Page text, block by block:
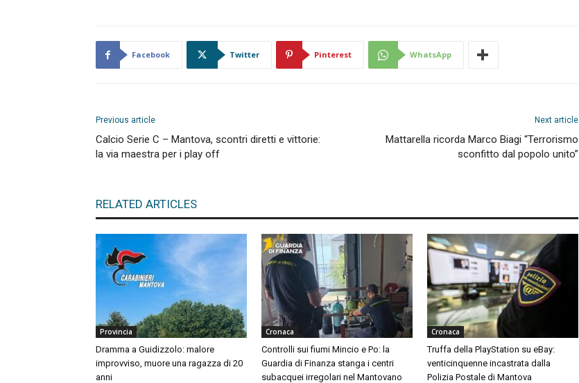
Facebook Twitter Pinterest WhatsApp
Previous article
Calcio Serie C – Mantova, scontri diretti e vittorie:
la via maestra per i play off
Next article
Mattarella ricorda Marco Biagi “Terrorismo
sconfitto dal popolo unito”
RELATED ARTICLES
Provincia
Dramma a Guidizzolo: malore
improvviso, muore una ragazza di 20
anni
Cronaca
Controlli sui fiumi Mincio e Po: la
Guardia di Finanza stanga i centri
subacquei irregolari nel Mantovano
Cronaca
Truffa della PlayStation su eBay:
venticinquenne incastrata dalla
Polizia Postale di Mantova